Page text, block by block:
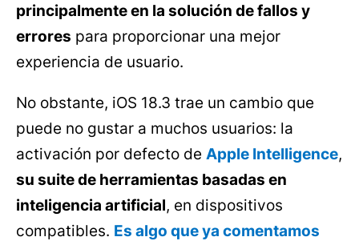
principalmente en la solución de fallos y
errores para proporcionar una mejor
experiencia de usuario.
No obstante, iOS 18.3 trae un cambio que
puede no gustar a muchos usuarios: la
activación por defecto de Apple Intelligence,
su suite de herramientas basadas en
inteligencia artificial, en dispositivos
compatibles. Es algo que ya comentamos